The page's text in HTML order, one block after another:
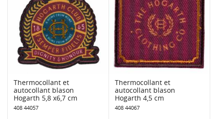
Thermocollant et
autocollant blason
Hogarth 5,8 x6,7 cm
408 44057
Thermocollant et
autocollant blason
Hogarth 4,5 cm
408 44067